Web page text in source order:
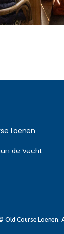
Loenen
de Vecht
Old Course Loenen.